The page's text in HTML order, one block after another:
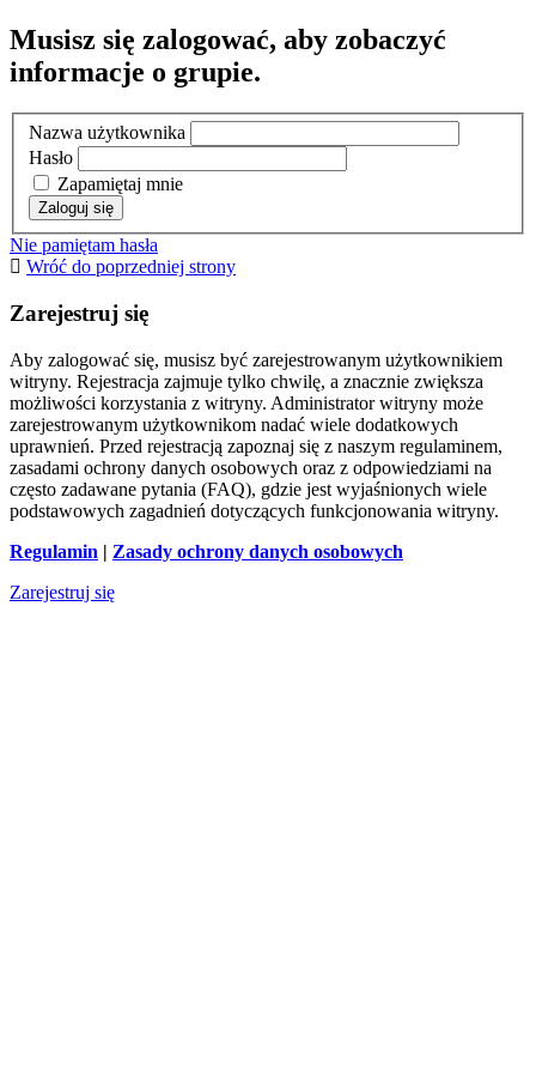
Musisz się zalogować, aby zobaczyć
informacje o grupie.
Nazwa użytkownika
Hasło
Zapamiętaj mnie
Nie pamiętam hasła
Wróć do poprzedniej strony
Zarejestruj się
Aby zalogować się, musisz być zarejestrowanym użytkownikiem
witryny. Rejestracja zajmuje tylko chwilę, a znacznie zwiększa
możliwości korzystania z witryny. Administrator witryny może
zarejestrowanym użytkownikom nadać wiele dodatkowych
uprawnień. Przed rejestracją zapoznaj się z naszym regulaminem,
zasadami ochrony danych osobowych oraz z odpowiedziami na
często zadawane pytania (FAQ), gdzie jest wyjaśnionych wiele
podstawowych zagadnień dotyczących funkcjonowania witryny.
Regulamin | Zasady ochrony danych osobowych
Zarejestruj się